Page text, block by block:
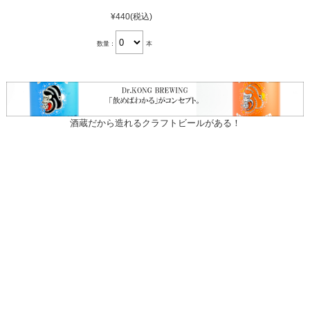
¥440(税込)
数量： 本
酒蔵だから造れるクラフトビールがある！